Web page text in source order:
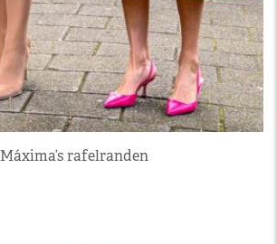
Máxima’s rafelranden